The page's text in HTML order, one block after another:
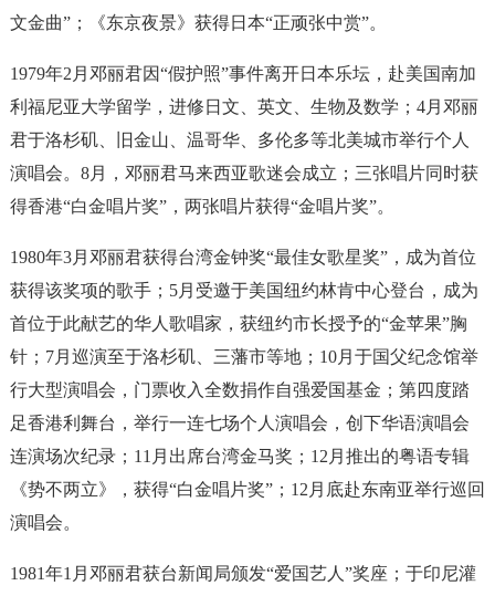
文金曲”；《东京夜景》获得日本“正顽张中赏”。
1979年2月邓丽君因“假护照”事件离开日本乐坛，赴美国南加
利福尼亚大学留学，进修日文、英文、生物及数学；4月邓丽
君于洛杉矶、旧金山、温哥华、多伦多等北美城市举行个人
演唱会。8月，邓丽君马来西亚歌迷会成立；三张唱片同时获
得香港“白金唱片奖”，两张唱片获得“金唱片奖”。
1980年3月邓丽君获得台湾金钟奖“最佳女歌星奖”，成为首位
获得该奖项的歌手；5月受邀于美国纽约林肯中心登台，成为
首位于此献艺的华人歌唱家，获纽约市长授予的“金苹果”胸
针；7月巡演至于洛杉矶、三藩市等地；10月于国父纪念馆举
行大型演唱会，门票收入全数捐作自强爱国基金；第四度踏
足香港利舞台，举行一连七场个人演唱会，创下华语演唱会
连演场次纪录；11月出席台湾金马奖；12月推出的粤语专辑
《势不两立》，获得“白金唱片奖”；12月底赴东南亚举行巡回
演唱会。
1981年1月邓丽君获台新闻局颁发“爱国艺人”奖座；于印尼灌